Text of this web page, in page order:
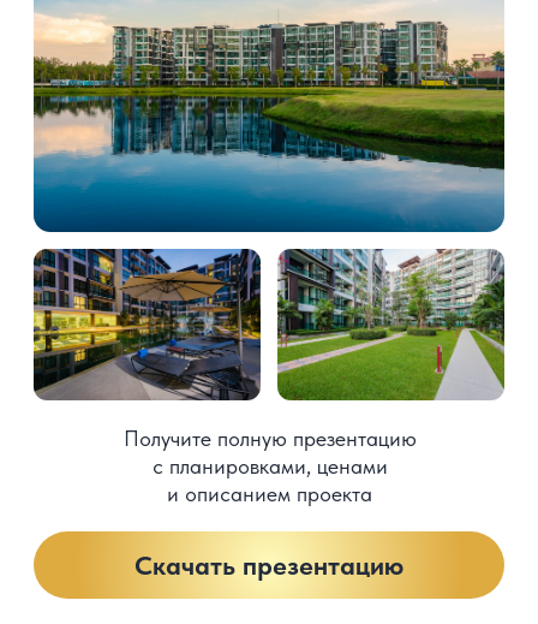
В жилом комплексе представлены такие
удобства:
2 спортивных зала, клубный дом, зоны
для совместной работы и общения,
ресторан, прогулочные зеленые зоны,
общие бассейны
Система «Умный дом», интеллектуальное
освещение Control позволяет включать/
выключать весь дом, когда вы уходите или
приходите, быстро запускать плейлист
и получать сигнал о том, что дом
не заперт
Анализ доходности
Подтверждённая арендная доходность
на примере предыдущих проектов
застройщика составит до 10% в год